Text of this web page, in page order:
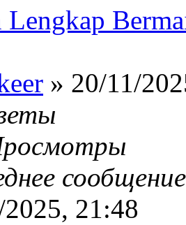
Lengkap
» 20/11/
21:48